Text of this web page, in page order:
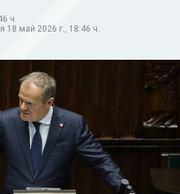
ч.
18 май 2026 г., 18:46 ч.